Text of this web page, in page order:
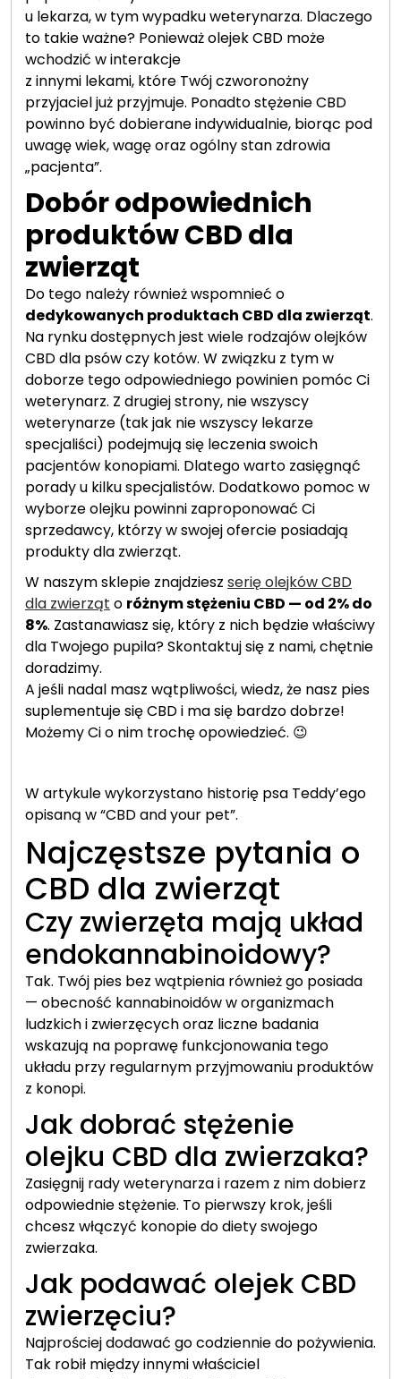
u lekarza, w tym wypadku weterynarza. Dlaczego
to takie ważne? Ponieważ olejek CBD może
wchodzić w interakcje
z innymi lekami, które Twój czworonożny
przyjaciel już przyjmuje. Ponadto stężenie CBD
powinno być dobierane indywidualnie, biorąc pod
uwagę wiek, wagę oraz ogólny stan zdrowia
„pacjenta”.
Dobór odpowiednich
produktów CBD dla
zwierząt
Do tego należy również wspomnieć o
dedykowanych produktach CBD dla zwierząt.
Na rynku dostępnych jest wiele rodzajów olejków
CBD dla psów czy kotów. W związku z tym w
doborze tego odpowiedniego powinien pomóc Ci
weterynarz. Z drugiej strony, nie wszyscy
weterynarze (tak jak nie wszyscy lekarze
specjaliści) podejmują się leczenia swoich
pacjentów konopiami. Dlatego warto zasięgnąć
porady u kilku specjalistów. Dodatkowo pomoc w
wyborze olejku powinni zaproponować Ci
sprzedawcy, którzy w swojej ofercie posiadają
produkty dla zwierząt.
W naszym sklepie znajdziesz serię olejków CBD
dla zwierząt o różnym stężeniu CBD — od 2% do
8%. Zastanawiasz się, który z nich będzie właściwy
dla Twojego pupila? Skontaktuj się z nami, chętnie
doradzimy.
A jeśli nadal masz wątpliwości, wiedz, że nasz pies
suplementuje się CBD i ma się bardzo dobrze!
Możemy Ci o nim trochę opowiedzieć. 😉
W artykule wykorzystano historię psa Teddy’ego
opisaną w “CBD and your pet”.
Najczęstsze pytania o
CBD dla zwierząt
Czy zwierzęta mają układ
endokannabinoidowy?
Tak. Twój pies bez wątpienia również go posiada
— obecność kannabinoidów w organizmach
ludzkich i zwierzęcych oraz liczne badania
wskazują na poprawę funkcjonowania tego
układu przy regularnym przyjmowaniu produktów
z konopi.
Jak dobrać stężenie
olejku CBD dla zwierzaka?
Zasięgnij rady weterynarza i razem z nim dobierz
odpowiednie stężenie. To pierwszy krok, jeśli
chcesz włączyć konopie do diety swojego
zwierzaka.
Jak podawać olejek CBD
zwierzęciu?
Najprościej dodawać go codziennie do pożywienia.
Tak robił między innymi właściciel